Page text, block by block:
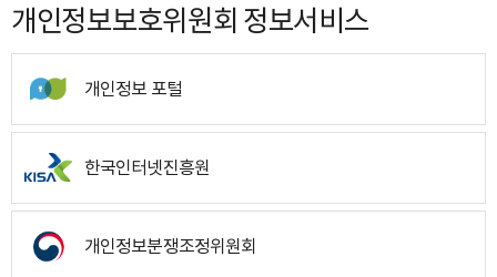
개인정보보호위원회 정보서비스
개인정보 포털
한국인터넷진흥원
개인정보분쟁조정위원회